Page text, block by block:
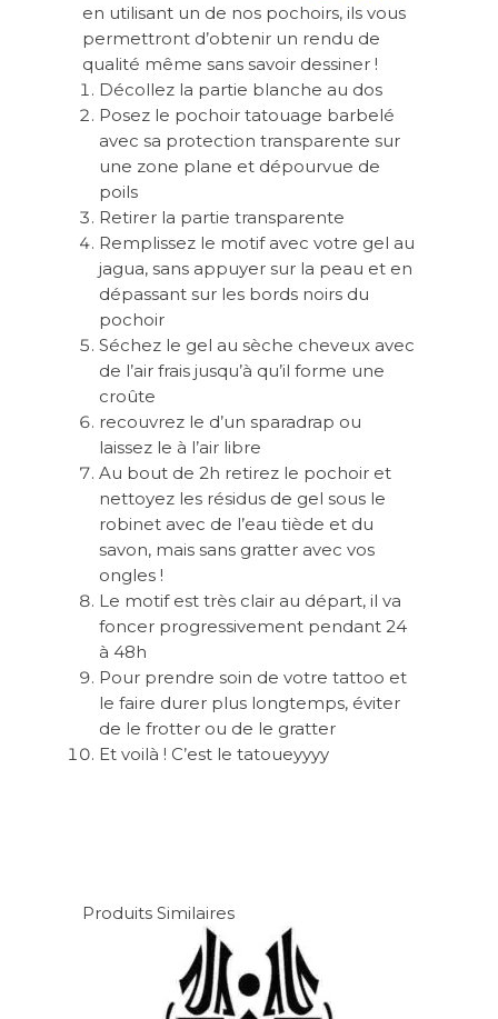
en utilisant un de nos pochoirs, ils vous
permettront d’obtenir un rendu de
qualité même sans savoir dessiner !
Décollez la partie blanche au dos
Posez le pochoir tatouage barbelé
avec sa protection transparente sur
une zone plane et dépourvue de
poils
Retirer la partie transparente
Remplissez le motif avec votre gel au
jagua, sans appuyer sur la peau et en
dépassant sur les bords noirs du
pochoir
Séchez le gel au sèche cheveux avec
de l’air frais jusqu’à qu’il forme une
croûte
recouvrez le d’un sparadrap ou
laissez le à l’air libre
Au bout de 2h retirez le pochoir et
nettoyez les résidus de gel sous le
robinet avec de l’eau tiède et du
savon, mais sans gratter avec vos
ongles !
Le motif est très clair au départ, il va
foncer progressivement pendant 24
à 48h
Pour prendre soin de votre tattoo et
le faire durer plus longtemps, éviter
de le frotter ou de le gratter
Et voilà ! C’est le tatoueyyyy
Produits Similaires